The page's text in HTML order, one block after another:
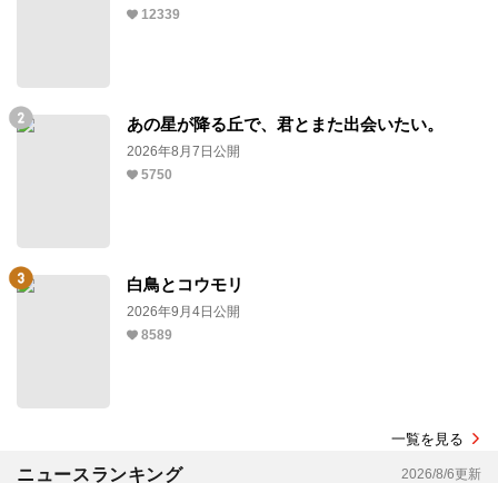
12339
あの星が降る丘で、君とまた出会いたい。
2026年8月7日公開
5750
白鳥とコウモリ
2026年9月4日公開
8589
一覧を見る
ニュースランキング 2026/8/6更新